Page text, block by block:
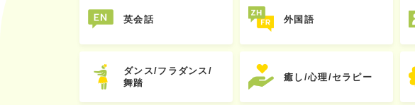
英会話 外国語
ダンス/フラダンス/
舞踏
癒し/心理/セラピー